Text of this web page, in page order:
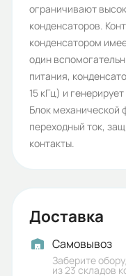
изоляции (В):
750
6
Частота сети
12
Количество
ограничивают
конденсаторов.
конденсатором
один
питания,
15 кГц) и
Блок механической
переходный ток,
контакты.
Доставка
Самовывоз
Заберите
из 23 складов